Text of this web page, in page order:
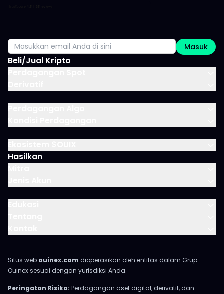
Beli/Jual Kripto
Hasilkan
Masuk
Situs web ouinex.com dioperasikan oleh entitas dalam Grup
Ouinex sesuai dengan yurisdiksi Anda.
Peringatan Risiko: Perdagangan aset digital, derivatif, dan